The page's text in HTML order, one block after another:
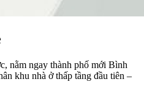
nằm ngay thành phố mới Bình
khu nhà ở thấp tầng đầu tiên –